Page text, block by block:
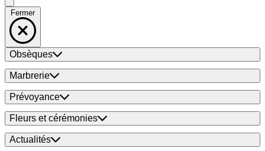
Fermer
Obsèques
Marbrerie
Prévoyance
Fleurs et cérémonies
Actualités